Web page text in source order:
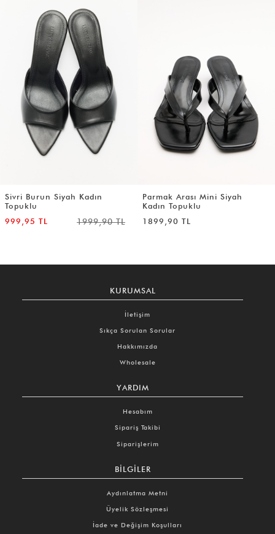
Sivri Burun Siyah Kadın
Topuklu
999,95 TL
1999,90 TL
Parmak Arası Mini Siyah
Kadın Topuklu
1899,90 TL
KURUMSAL
İletişim
Sıkça Sorulan Sorular
Hakkımızda
Wholesale
YARDIM
Hesabım
Sipariş Takibi
Siparişlerim
BILGILER
Aydınlatma Metni
Üyelik Sözleşmesi
İade ve Değişim Koşulları